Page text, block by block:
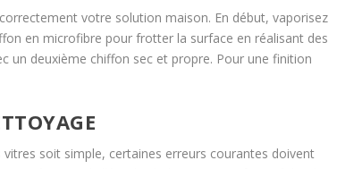
votre solution maison. En début, vaporisez
en microfibre pour frotter la surface en réalisant des
un deuxième chiffon sec et propre. Pour une finition
soit simple, certaines erreurs courantes doivent